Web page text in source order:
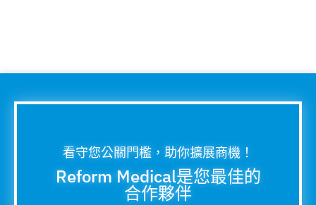
看守您公關門檻，助你擴展商機！
Reform Medical是您最佳的
合作夥伴